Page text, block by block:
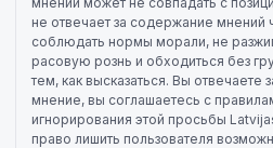
не отвечает за содержание мнений
соблюдать нормы морали, не
расовую рознь и обходиться без
тем, как высказаться. Вы отвечаете
мнение, вы соглашаетесь с
игнорирования этой просьбы
право лишить пользователя